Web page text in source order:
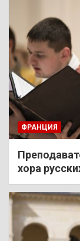
ФРАНЦИЯ
хора